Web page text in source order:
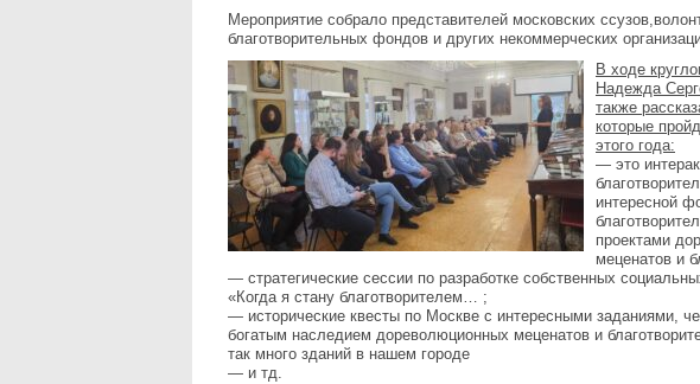
Мероприятие собрало представителей московских
благотворительных фондов и других некоммерческих
В ходе
Надежда
также
которые
этого года:
— это
интересной
проектами
меценатов и
— стратегические сессии по разработке собственных
«Когда я стану благотворителем… ;
— исторические квесты по Москве с интересными заданиями,
богатым наследием дореволюционных меценатов и
так много зданий в нашем городе
— и тд.